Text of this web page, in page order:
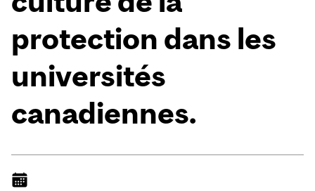
protection dans les
universités
canadiennes.